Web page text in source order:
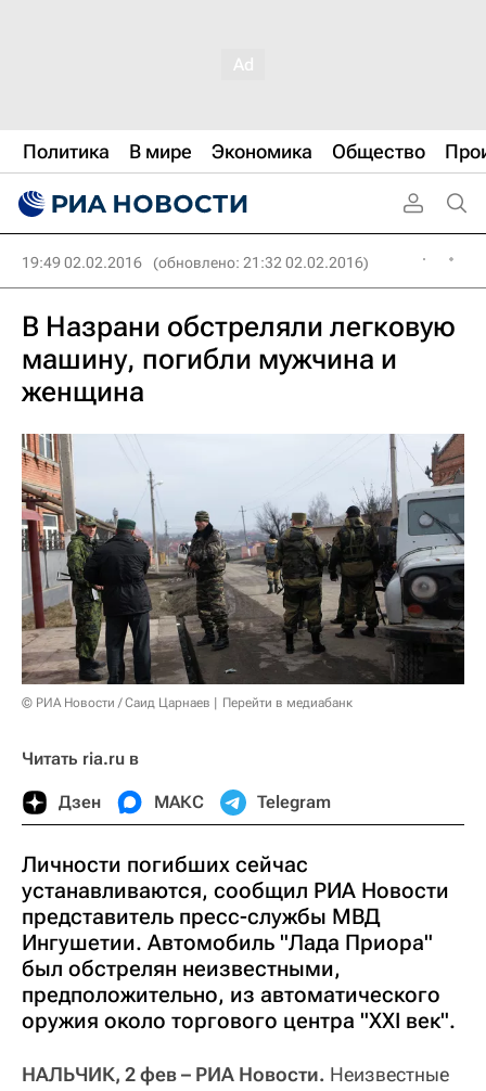
Политика В мире Экономика Общество
19:49 02.02.2016 (обновлено: 21:32 02.02.2016)
В Назрани обстреляли легковую
машину, погибли мужчина и
женщина
© РИА Новости / Саид Царнаев Перейти в медиабанк
Читать ria.ru в
Дзен МАКС Telegram
Личности погибших сейчас
устанавливаются, сообщил РИА Новости
представитель пресс-службы МВД
Ингушетии. Автомобиль "Лада Приора"
был обстрелян неизвестными,
предположительно, из автоматического
оружия около торгового центра "XXI век".
НАЛЬЧИК, 2 фев – РИА Новости. Неизвестные